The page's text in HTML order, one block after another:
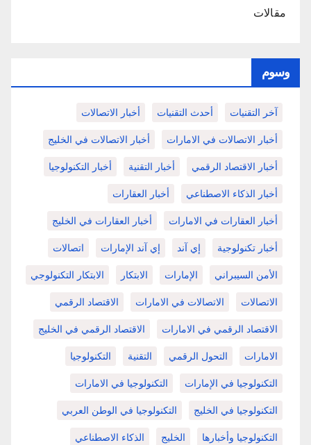
مقالات
وسوم
آخر التقنيات أحدث التقنيات أخبار الاتصالات
أخبار الاتصالات في الامارات أخبار الاتصالات في الخليج
أخبار الاقتصاد الرقمي أخبار التقنية أخبار التكنولوجيا
أخبار الذكاء الاصطناعي أخبار العقارات
أخبار العقارات في الامارات أخبار العقارات في الخليج
أخبار تكنولوجية إي آند إي آند الإمارات اتصالات
الأمن السيبراني الإمارات الابتكار الابتكار التكنولوجي
الاتصالات الاتصالات في الامارات الاقتصاد الرقمي
الاقتصاد الرقمي في الامارات الاقتصاد الرقمي في الخليج
الامارات التحول الرقمي التقنية التكنولوجيا
التكنولوجيا في الإمارات التكنولوجيا في الامارات
التكنولوجيا في الخليج التكنولوجيا في الوطن العربي
التكنولوجيا وأخبارها الخليج الذكاء الاصطناعي